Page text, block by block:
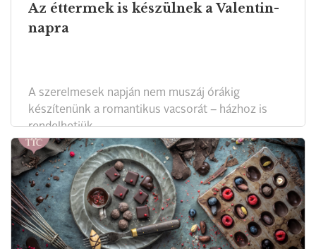
Az éttermek is készülnek a Valentin-
napra
A szerelmesek napján nem muszáj órákig
készítenünk a romantikus vacsorát – házhoz is
rendelhetjük.